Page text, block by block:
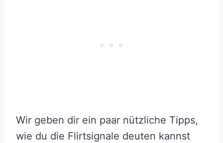
Wir geben dir ein paar nützliche Tipps,
wie du die Flirtsignale deuten kannst